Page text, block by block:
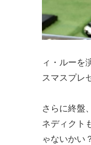
ィ・ルーを
スマスプレ
さらに終盤
ネディクト
ゃないかい